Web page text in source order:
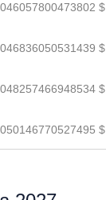
$
$
$
$